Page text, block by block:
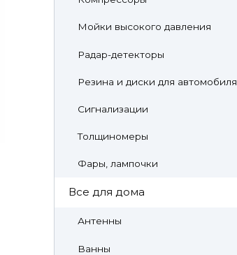
Мойки высокого давления
Радар-детекторы
Резина и диски для автомобиля
Сигнализации
Толщиномеры
Фары, лампочки
Все для дома
Антенны
Ванны